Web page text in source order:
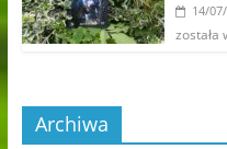
14/
została
Archiwa